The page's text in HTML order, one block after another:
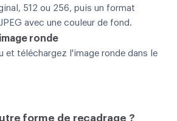
512 ou 256, puis un format
avec une couleur de fond.
ronde
et téléchargez l'image ronde dans le
forme de recadrage ?